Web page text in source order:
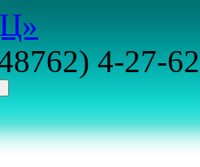
4-27-62